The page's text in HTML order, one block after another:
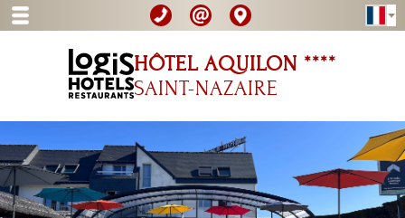
HÔTEL AQUILON ****
SAINT-NAZAIRE